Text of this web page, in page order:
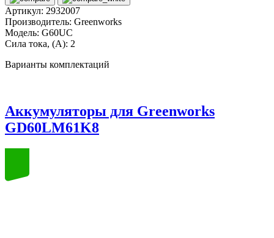
Артикул: 2932007
Производитель: Greenworks
Модель: G60UC
Сила тока, (А): 2
Варианты комплектаций
Аккумуляторы для Greenworks
GD60LM61K8